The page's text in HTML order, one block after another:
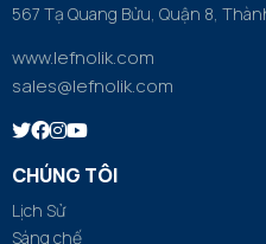
567 Tạ Quang Bửu, Quận 8,
www.lefnolik.com
sales@lefnolik.com
CHÚNG TÔI
Lịch Sử
Sáng chế